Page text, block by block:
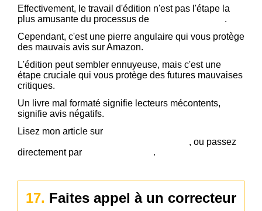
Effectivement, le travail d'édition n'est pas l'étape la
plus amusante du processus de
.
Cependant, c'est une pierre angulaire qui vous protège
des mauvais avis sur Amazon.
L'édition peut sembler ennuyeuse, mais c'est une
étape cruciale qui vous protège des futures mauvaises
critiques.
Un livre mal formaté signifie lecteurs mécontents,
signifie avis négatifs.
Lisez mon article sur
, ou passez
directement par
.
17. Faites appel à un correcteur